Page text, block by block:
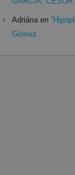
Adriána en
Gómez